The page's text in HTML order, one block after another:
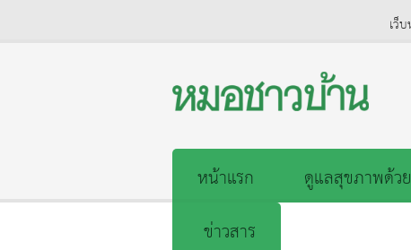
เว็
หน้าแรก ดูแลสุขภาพด้ว
ข่าวสาร